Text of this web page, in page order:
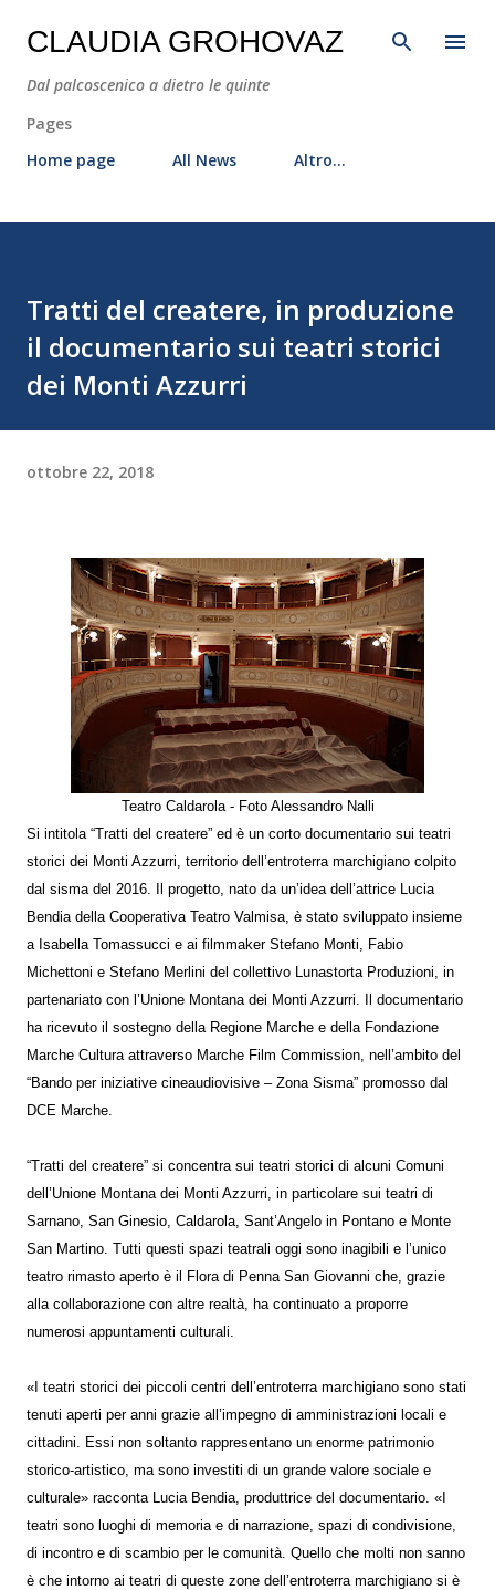
Passa ai contenuti principali
CLAUDIA GROHOVAZ
Dal palcoscenico a dietro le quinte
Pages
Home page
All News Altro…
Tratti del createre, in produzione
il documentario sui teatri storici
dei Monti Azzurri
ottobre 22, 2018
Teatro Caldarola - Foto Alessandro Nalli
Si intitola “Tratti del createre” ed è un corto documentario sui teatri
storici dei Monti Azzurri, territorio dell’entroterra marchigiano colpito
dal sisma del 2016. Il progetto, nato da un’idea dell’attrice Lucia
Bendia della Cooperativa Teatro Valmisa, è stato sviluppato insieme
a Isabella Tomassucci e ai filmmaker Stefano Monti, Fabio
Michettoni e Stefano Merlini del collettivo Lunastorta Produzioni, in
partenariato con l’Unione Montana dei Monti Azzurri. Il documentario
ha ricevuto il sostegno della Regione Marche e della Fondazione
Marche Cultura attraverso Marche Film Commission, nell’ambito del
“Bando per iniziative cineaudiovisive – Zona Sisma” promosso dal
DCE Marche.
“Tratti del createre” si concentra sui teatri storici di alcuni Comuni
dell’Unione Montana dei Monti Azzurri, in particolare sui teatri di
Sarnano, San Ginesio, Caldarola, Sant’Angelo in Pontano e Monte
San Martino. Tutti questi spazi teatrali oggi sono inagibili e l’unico
teatro rimasto aperto è il Flora di Penna San Giovanni che, grazie
alla collaborazione con altre realtà, ha continuato a proporre
numerosi appuntamenti culturali.
«I teatri storici dei piccoli centri dell’entroterra marchigiano sono stati
tenuti aperti per anni grazie all’impegno di amministrazioni locali e
cittadini. Essi non soltanto rappresentano un enorme patrimonio
storico-artistico, ma sono investiti di un grande valore sociale e
culturale» racconta Lucia Bendia, produttrice del documentario. «I
teatri sono luoghi di memoria e di narrazione, spazi di condivisione,
di incontro e di scambio per le comunità. Quello che molti non sanno
è che intorno ai teatri di queste zone dell’entroterra marchigiano si è